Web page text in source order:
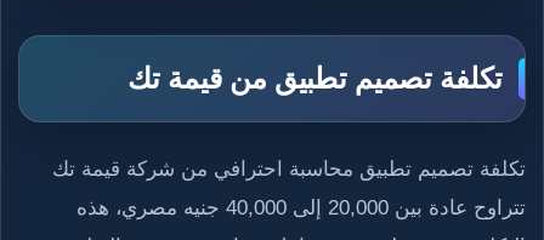
تكلفة تصميم تطبيق من قيمة تك
تكلفة تصميم تطبيق محاسبة احترافي من شركة قيمة تك
تتراوح عادة بين 20,000 إلى 40,000 جنيه مصري، هذه